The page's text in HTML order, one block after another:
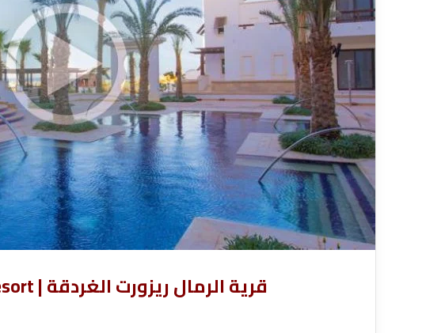
قرية الرمال ريزورت الغردقة | Ancient Sands Resort
ن
ق
ا
ل
س
ي
ا
ح
ي